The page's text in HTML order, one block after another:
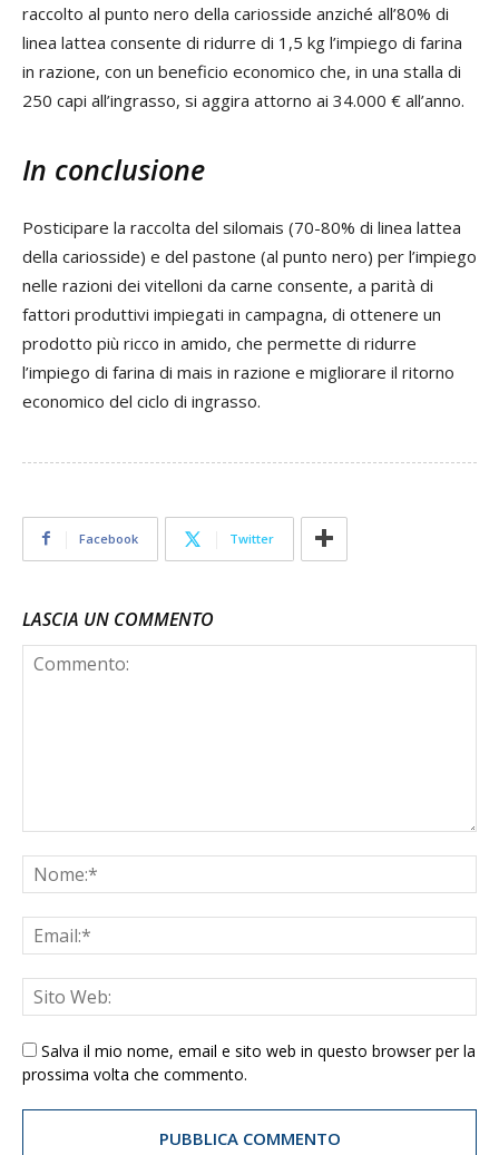
raccolto al punto nero della cariosside anziché all’80% di
linea lattea consente di ridurre di 1,5 kg l’impiego di farina
in razione, con un beneficio economico che, in una stalla di
250 capi all’ingrasso, si aggira attorno ai 34.000 € all’anno.
In conclusione
Posticipare la raccolta del silomais (70-80% di linea lattea
della cariosside) e del pastone (al punto nero) per l’impiego
nelle razioni dei vitelloni da carne consente, a parità di
fattori produttivi impiegati in campagna, di ottenere un
prodotto più ricco in amido, che permette di ridurre
l’impiego di farina di mais in razione e migliorare il ritorno
economico del ciclo di ingrasso.
Facebook Twitter
LASCIA UN COMMENTO
Salva il mio nome, email e sito web in questo browser per la
prossima volta che commento.